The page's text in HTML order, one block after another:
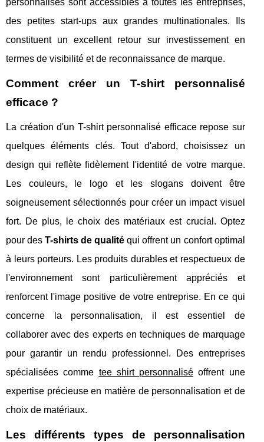
personnalisés sont accessibles à toutes les entreprises,
des petites start-ups aux grandes multinationales. Ils
constituent un excellent retour sur investissement en
termes de visibilité et de reconnaissance de marque.
Comment créer un T-shirt personnalisé
efficace ?
La création d'un T-shirt personnalisé efficace repose sur
quelques éléments clés. Tout d'abord, choisissez un
design qui reflète fidèlement l'identité de votre marque.
Les couleurs, le logo et les slogans doivent être
soigneusement sélectionnés pour créer un impact visuel
fort. De plus, le choix des matériaux est crucial. Optez
pour desT-shirts de qualité qui offrent un confort optimal
à leurs porteurs. Les produits durables et respectueux de
l'environnement sont particulièrement appréciés et
renforcent l'image positive de votre entreprise. En ce qui
concerne la personnalisation, il est essentiel de
collaborer avec des experts en techniques de marquage
pour garantir un rendu professionnel. Des entreprises
spécialisées comme tee shirt personnalisé offrent une
expertise précieuse en matière de personnalisation et de
choix de matériaux.
Les différents types de personnalisation